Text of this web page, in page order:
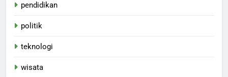
pendidikan
politik
teknologi
wisata